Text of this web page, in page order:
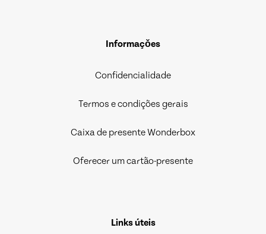
Informaçǒes
Confidencialidade
Termos e condições gerais
Caixa de presente Wonderbox
Oferecer um cartão-presente
Links úteis